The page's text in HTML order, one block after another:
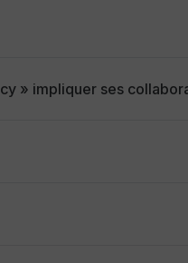
» impliquer ses